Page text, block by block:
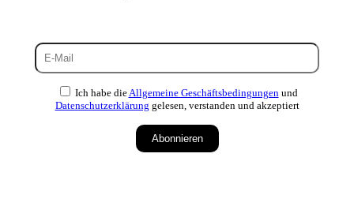
Ich habe die Allgemeine Geschäftsbedingungen und
Datenschutzerklärung gelesen, verstanden und akzeptiert
Abonnieren